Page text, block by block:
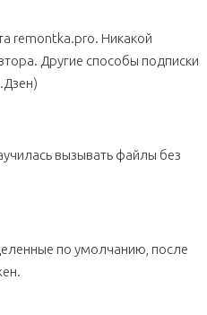
remontka.pro. Никакой
Другие способы подписки
вызывать файлы без
по умолчанию, после